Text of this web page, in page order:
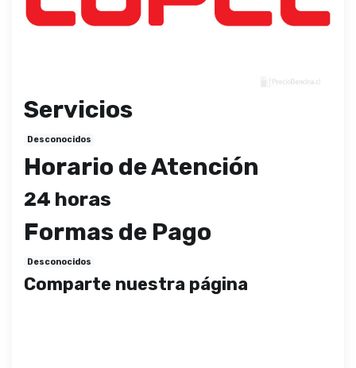
Servicios
Desconocidos
Horario de Atención
24 horas
Formas de Pago
Desconocidos
Comparte nuestra página